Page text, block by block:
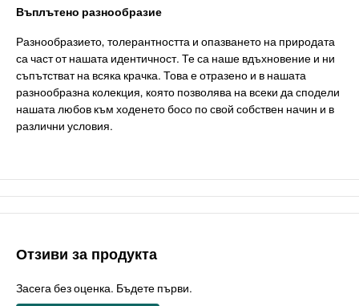
Въплътено разнообразие
Разнообразието, толерантността и опазването на природата
са част от нашата идентичност. Те са наше вдъхновение и ни
съпътстват на всяка крачка. Това е отразено и в нашата
разнообразна колекция, която позволява на всеки да сподели
нашата любов към ходенето босо по свой собствен начин и в
различни условия.
Отзиви за продукта
Засега без оценка. Бъдете първи.